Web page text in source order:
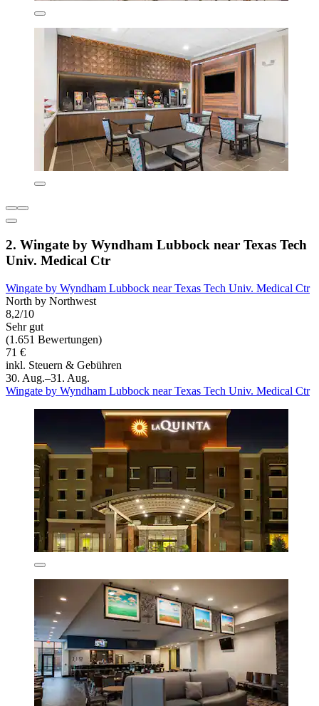
2. Wingate by Wyndham Lubbock near Texas Tech
Univ. Medical Ctr
Wingate by Wyndham Lubbock near Texas Tech Univ. Medical Ctr
North by Northwest
8,2/10
Sehr gut
(1.651 Bewertungen)
71 €
inkl. Steuern & Gebühren
30. Aug.–31. Aug.
Wingate by Wyndham Lubbock near Texas Tech Univ. Medical Ctr